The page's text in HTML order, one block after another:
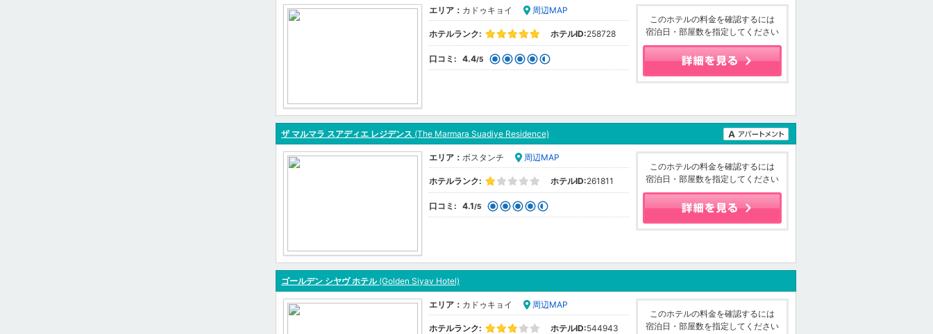
エリア： カドゥキョイ 周辺MAP
ホテルランク: ホテルID:258728
口コミ: 4.4/5
このホテルの料金を確認するには
宿泊日・部屋数を指定してください
ザ マルマラ スアディエ レジデンス (The Marmara Suadiye Residence)
エリア： ボスタンチ 周辺MAP
ホテルランク: ホテルID:261811
口コミ: 4.1/5
このホテルの料金を確認するには
宿泊日・部屋数を指定してください
ゴールデン シヤヴ ホテル(Golden Siyav Hotel)
エリア： カドゥキョイ 周辺MAP
ホテルランク: ホテルID:544943
このホテルの料金を確認するには
宿泊日・部屋数を指定してください